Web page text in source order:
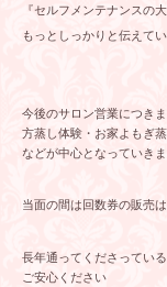
『セルフメンテナンスの大
もっとしっかりと伝えて
今後のサロン営業につき
方蒸し体験・お家よもぎ
などが中心となっていきま
当面の間は回数券の販売
長年通ってくださってい
ご安心ください